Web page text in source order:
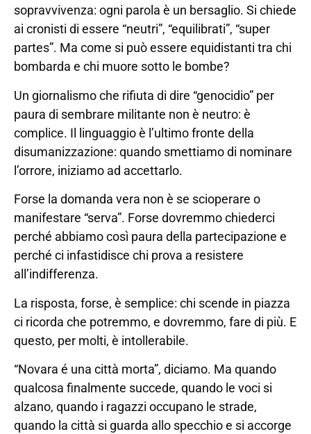
sopravvivenza: ogni parola è un bersaglio. Si chiede
ai cronisti di essere “neutri”, “equilibrati”, “super
partes”. Ma come si può essere equidistanti tra chi
bombarda e chi muore sotto le bombe?
Un giornalismo che rifiuta di dire “genocidio” per
paura di sembrare militante non è neutro: è
complice. Il linguaggio è l’ultimo fronte della
disumanizzazione: quando smettiamo di nominare
l’orrore, iniziamo ad accettarlo.
Forse la domanda vera non è se scioperare o
manifestare “serva”. Forse dovremmo chiederci
perché abbiamo così paura della partecipazione e
perché ci infastidisce chi prova a resistere
all’indifferenza.
La risposta, forse, è semplice: chi scende in piazza
ci ricorda che potremmo, e dovremmo, fare di più. E
questo, per molti, è intollerabile.
“Novara é una città morta”, diciamo. Ma quando
qualcosa finalmente succede, quando le voci si
alzano, quando i ragazzi occupano le strade,
quando la città si guarda allo specchio e si accorge